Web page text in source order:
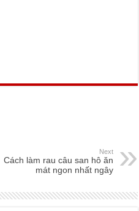
Next
Cách làm rau câu san hô ăn
mát ngon nhất ngây